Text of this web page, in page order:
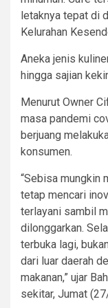
letaknya tepat di
Kelurahan
Aneka jenis
hingga sajian
Menurut Owner
masa pandemi
berjuang
konsumen.
“Sebisa mungkin
tetap mencari
terlayani sambil
dilonggarkan.
terbuka lagi,
dari luar daerah
makanan,” ujar
sekitar, Jumat